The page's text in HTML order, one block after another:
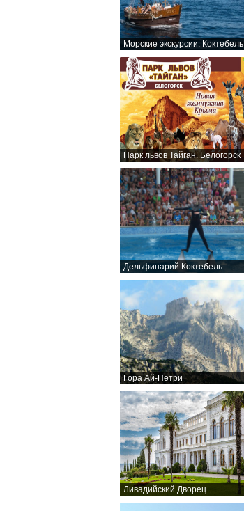
Морские экскурсии. Коктебель
Парк львов Тайган. Белогорск
Дельфинарий Коктебель
Гора Ай-Петри
Ливадийский Дворец